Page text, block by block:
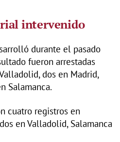
intervenido
durante el pasado
fueron arrestadas
dos en Madrid,
Salamanca.
cuatro registros en
en Valladolid, Salamanca